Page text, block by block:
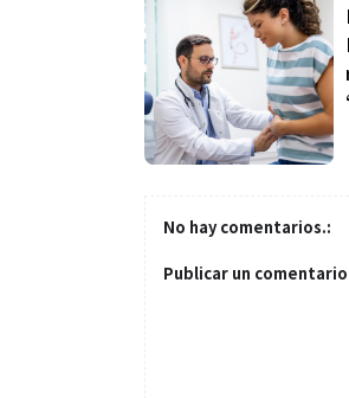
No hay comentarios.:
Publicar un comentario
El cuidado de la piel va mucho
más allá del rostro: cada zona
merece una atención específica